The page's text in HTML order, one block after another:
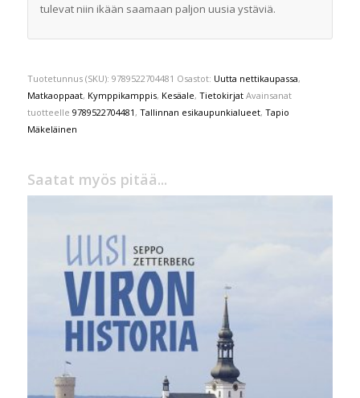
tulevat niin ikään saamaan paljon uusia ystäviä.
Tuotetunnus (SKU): 9789522704481 Osastot: Uutta nettikaupassa,
Matkaoppaat, Kymppikamppis, Kesäale, Tietokirjat Avainsanat
tuotteelle 9789522704481 , Tallinnan esikaupunkialueet, Tapio
Mäkeläinen
Saatat myös pitää...